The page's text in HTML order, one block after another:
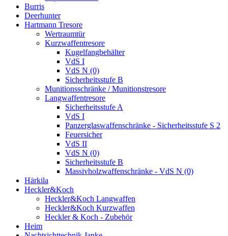
Burris
Deerhunter
Hartmann Tresore
Wertraumtür
Kurzwaffentresore
Kugelfangbehälter
VdS I
VdS N (0)
Sicherheitsstufe B
Munitionsschränke / Munitionstresore
Langwaffentresore
Sicherheitsstufe A
VdS I
Panzerglaswaffenschränke - Sicherheitsstufe S 2
Feuersicher
VdS II
VdS N (0)
Sicherheitsstufe B
Massivholzwaffenschränke - VdS N (0)
Härkila
Heckler&Koch
Heckler&Koch Langwaffen
Heckler&Koch Kurzwaffen
Heckler & Koch - Zubehör
Heim